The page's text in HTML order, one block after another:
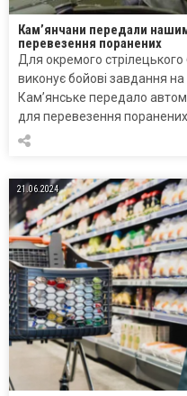
Кам’янчани передали
перевезення поранених
Для окремого
виконує бойові завдання
Кам’янське передало
для перевезення поранених
21.06.2024